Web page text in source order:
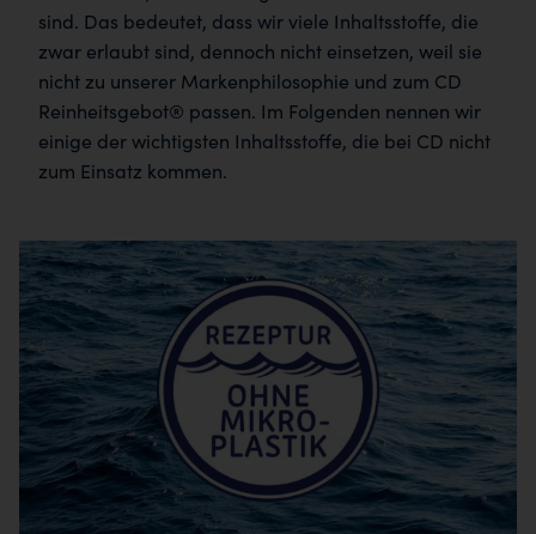
sind. Das bedeutet, dass wir viele Inhaltsstoffe, die
zwar erlaubt sind, dennoch nicht einsetzen, weil sie
nicht zu unserer Markenphilosophie und zum CD
Reinheitsgebot® passen. Im Folgenden nennen wir
einige der wichtigsten Inhaltsstoffe, die bei CD nicht
zum Einsatz kommen.